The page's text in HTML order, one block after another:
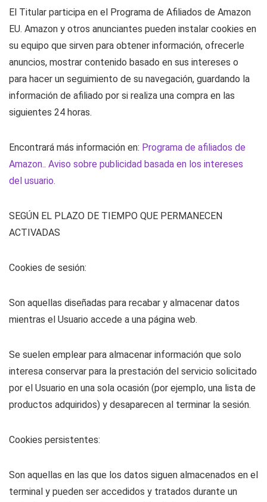
El Titular participa en el Programa de Afiliados de Amazon
EU. Amazon y otros anunciantes pueden instalar cookies en
su equipo que sirven para obtener información, ofrecerle
anuncios, mostrar contenido basado en sus intereses o
para hacer un seguimiento de su navegación, guardando la
información de afiliado por si realiza una compra en las
siguientes 24 horas.
Encontrará más información en: Programa de afiliados de
Amazon.. Aviso sobre publicidad basada en los intereses
del usuario.
SEGÚN EL PLAZO DE TIEMPO QUE PERMANECEN
ACTIVADAS
Cookies de sesión:
Son aquellas diseñadas para recabar y almacenar datos
mientras el Usuario accede a una página web.
Se suelen emplear para almacenar información que solo
interesa conservar para la prestación del servicio solicitado
por el Usuario en una sola ocasión (por ejemplo, una lista de
productos adquiridos) y desaparecen al terminar la sesión.
Cookies persistentes:
Son aquellas en las que los datos siguen almacenados en el
terminal y pueden ser accedidos y tratados durante un